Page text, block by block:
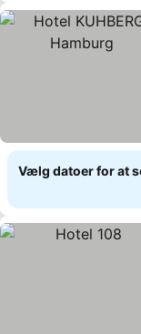
Vælg datoer for at